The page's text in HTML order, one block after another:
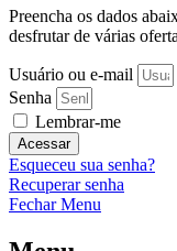
Preencha os dados
desfrutar de várias
Usuário ou e-mail
Senha
Lembrar-me
Acessar
Esqueceu sua senha?
Recuperar senha
Fechar Menu